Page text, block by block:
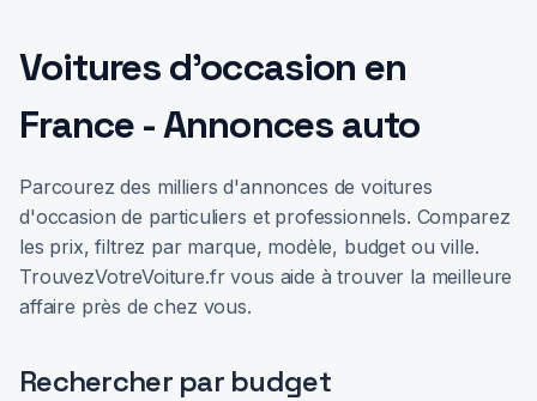
Voitures d'occasion en
France - Annonces auto
Parcourez des milliers d'annonces de voitures
d'occasion de particuliers et professionnels. Comparez
les prix, filtrez par marque, modèle, budget ou ville.
TrouvezVotreVoiture.fr vous aide à trouver la meilleure
affaire près de chez vous.
Rechercher par budget